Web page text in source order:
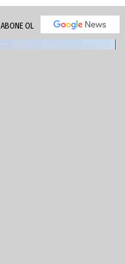
ABONE OL